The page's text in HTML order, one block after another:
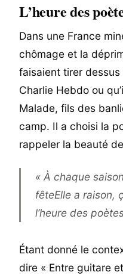
L’heure des
Dans une France
chômage et la
faisaient tirer dessus
Charlie Hebdo ou
Malade, fils des
camp. Il a choisi la
rappeler la beauté
« À chaque
fêteElle a raison,
l’heure des
Étant donné le
dire « Entre guitare